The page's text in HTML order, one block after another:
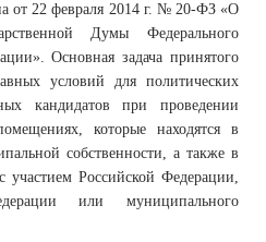
от 22 февраля 2014 г. № 20-ФЗ «О
Думы Федерального
Основная задача принятого
условий для политических
кандидатов при проведении
которые находятся в
собственности, а также в
участием Российской Федерации,
или муниципального